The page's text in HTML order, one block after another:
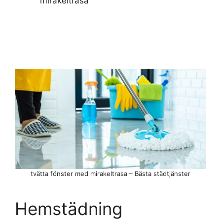
tvätta fönster med mirakeltrasa – Bästa städtjänster
Hemstädning